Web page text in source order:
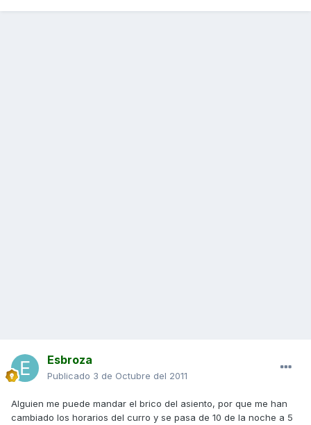
Esbroza
Publicado 3 de Octubre del 2011
Alguien me puede mandar el brico del asiento, por que me han
cambiado los horarios del curro y se pasa de 10 de la noche a 5